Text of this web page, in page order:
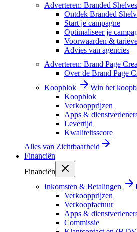
Adverteren: Branded Shelves
Ontdek Branded
Start je campagne
Optimaliseer je
Voorwaarden &
Advies van agencies
Adverteren: Brand Page
Over de Brand Page
Koopblok
Win het
Koopblok
Verkoopprijzen
Apps &
Levertijd
Kwaliteitsscore
Alles van Zichtbaarheid
Financiën
Financiën
Inkomsten & Betalingen
Verkoopprijzen
Verkoopfactuur
Apps &
Commissie